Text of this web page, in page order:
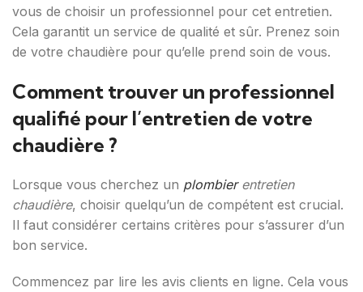
vous de choisir un professionnel pour cet entretien.
Cela garantit un service de qualité et sûr. Prenez soin
de votre chaudière pour qu’elle prend soin de vous.
Comment trouver un professionnel
qualifié pour l’entretien de votre
chaudière ?
Lorsque vous cherchez un plombierentretien
chaudière, choisir quelqu’un de compétent est crucial.
Il faut considérer certains critères pour s’assurer d’un
bon service.
Commencez par lire les avis clients en ligne. Cela vous